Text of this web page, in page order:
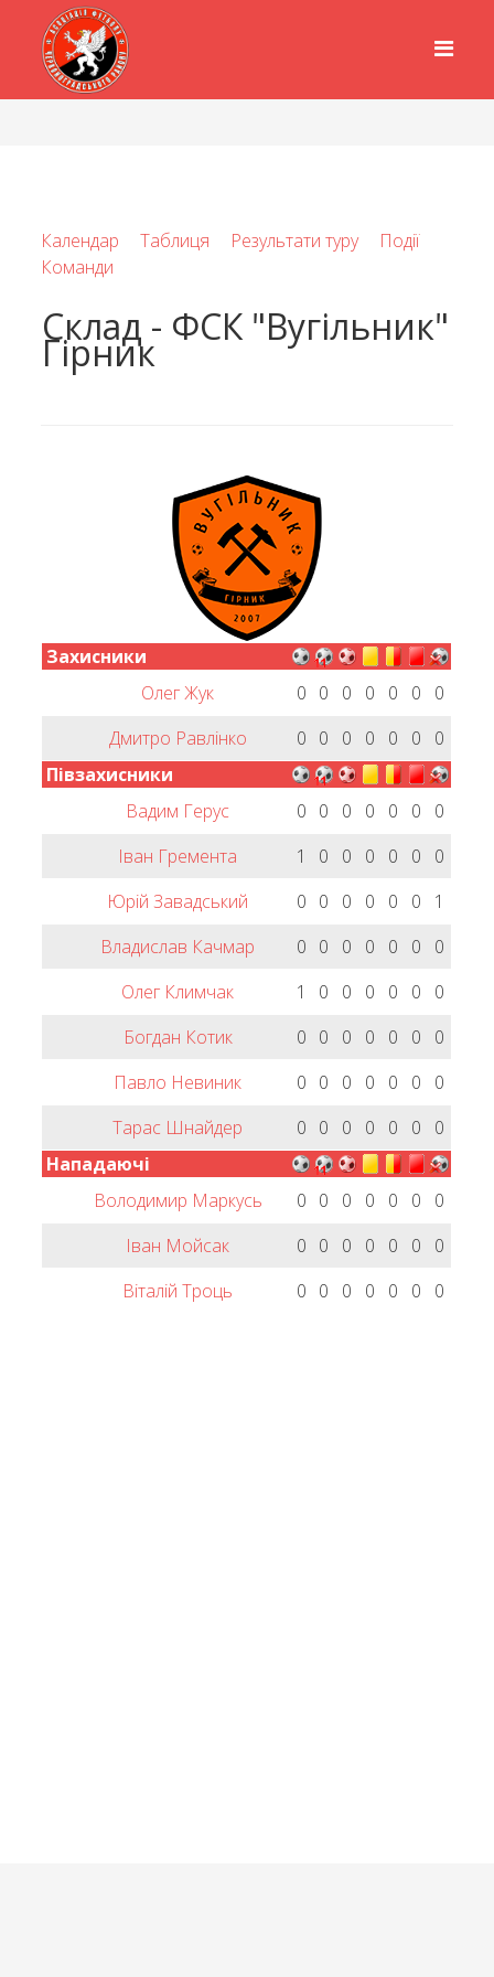
Календар Таблиця Результати туру
Події
Команди
Склад - ФСК "Вугільник"
Гірник
Захисники
Олег Жук
0 0 0 0 0 0
0
Дмитро Равлінко
0 0 0 0 0 0
0
Півзахисники
Вадим Герус
0 0 0 0 0 0
0
Іван Гремента
1 0 0 0 0 0
0
Юрій Завадський
0 0 0 0 0 0
1
Владислав Качмар
0 0 0 0 0 0
0
Олег Климчак
1 0 0 0 0 0
0
Богдан Котик
0 0 0 0 0 0
0
Павло Невиник
0 0 0 0 0 0
0
Тарас Шнайдер
0 0 0 0 0 0
0
Нападаючі
Володимир Маркусь
0 0 0 0 0 0
0
Іван Мойсак
0 0 0 0 0 0
0
Віталій Троць
0 0 0 0 0 0 0